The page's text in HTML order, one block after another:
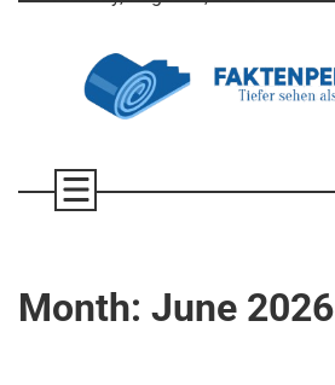
Month: June 2026